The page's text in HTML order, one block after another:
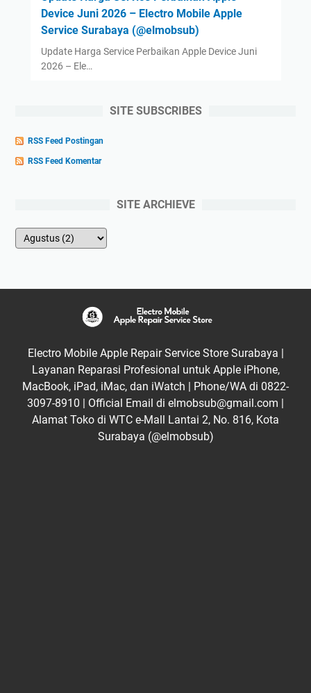
Device Juni 2026 – Electro Mobile Apple
Service Surabaya (@elmobsub)
Update Harga Service Perbaikan Apple Device Juni
2026 – Ele…
SITE SUBSCRIBES
RSS Feed Postingan
RSS Feed Komentar
SITE ARCHIEVE
Electro Mobile Apple Repair Service Store Surabaya |
Layanan Reparasi Profesional untuk Apple iPhone,
MacBook, iPad, iMac, dan iWatch | Phone/WA di 0822-
3097-8910 | Official Email di elmobsub@gmail.com |
Alamat Toko di WTC e-Mall Lantai 2, No. 816, Kota
Surabaya (@elmobsub)